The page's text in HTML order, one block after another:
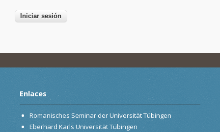
Enlaces
Romanisches Seminar der Universität Tübingen
Eberhard Karls Universität Tübingen